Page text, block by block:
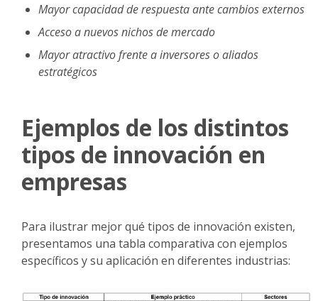
Mayor capacidad de respuesta ante cambios externos
Acceso a nuevos nichos de mercado
Mayor atractivo frente a inversores o aliados
estratégicos
Ejemplos de los distintos
tipos de innovación en
empresas
Para ilustrar mejor qué tipos de innovación existen,
presentamos una tabla comparativa con ejemplos
específicos y su aplicación en diferentes industrias: